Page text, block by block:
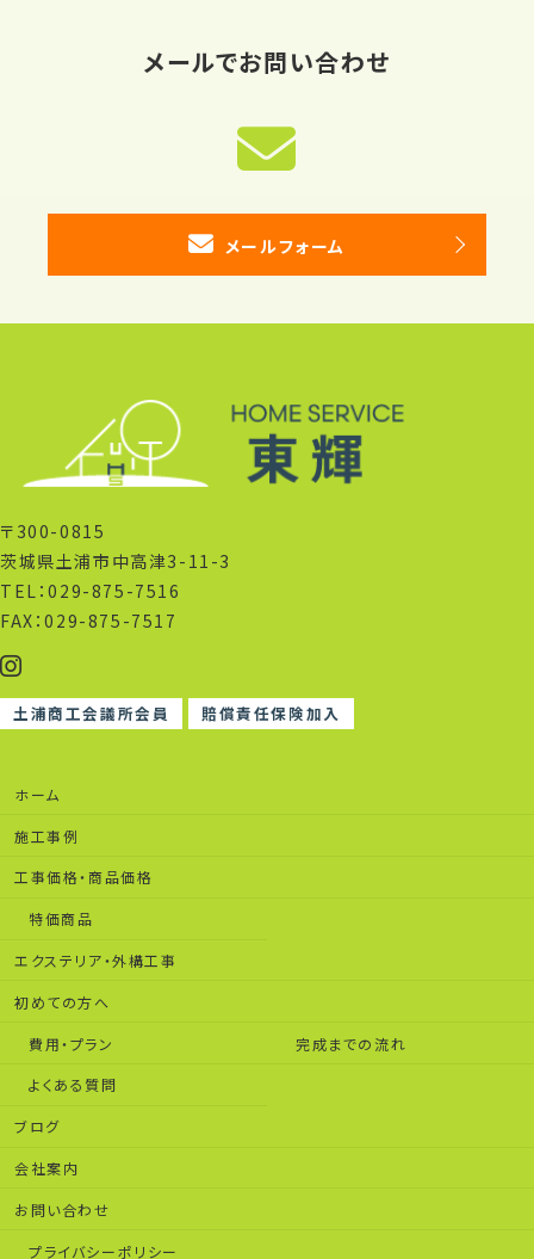
メールでお問い合わせ
メールフォーム
〒300-0815
茨城県土浦市中高津3-11-3
TEL：029-875-7516
FAX：029-875-7517
土浦商工会議所会員 賠償責任保険加入
ホーム
施工事例
工事価格・商品価格
特価商品
エクステリア・外構工事
初めての方へ
費用・プラン 完成までの流れ
よくある質問
ブログ
会社案内
お問い合わせ
プライバシーポリシー